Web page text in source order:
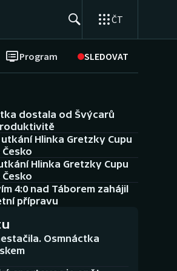
ČT
Program SLEDOVAT
dostala od Švýcarů
Hlinka Gretzky Cupu
Česko
Hlinka Gretzky Cupu
Česko
4:0 nad Táborem zahájil
přípravu
Osmnáctka